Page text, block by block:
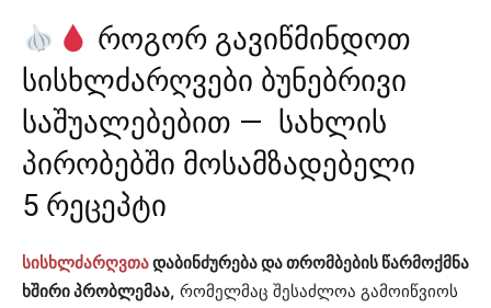
როგორ გავიწმინდოთ
სისხლძარღვები ბუნებრივი
საშუალებებით — სახლის
პირობებში მოსამზადებელი
5 რეცეპტი
სისხლძარღვთადაბინძურება და თრომბების წარმოქმნა
ხშირი პრობლემაა, რომელმაც შესაძლოა გამოიწვიოს